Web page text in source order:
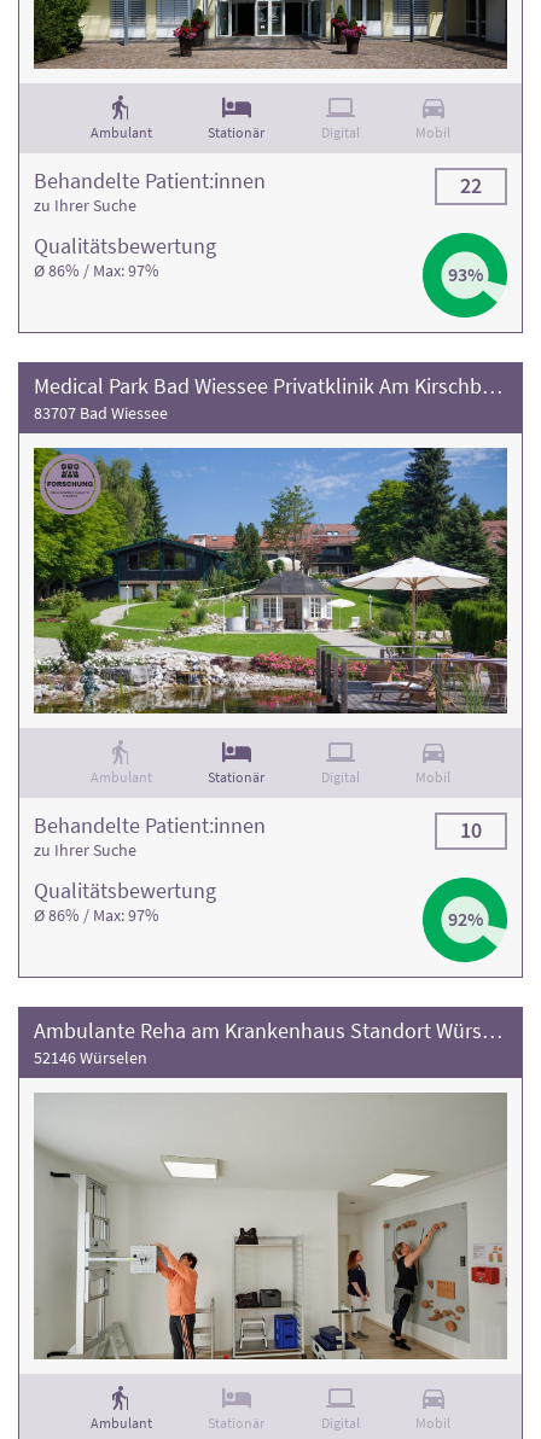
Ambulant Stationär Digital Mobil
Qualitäts­bewertung
Ø 86% / Max: 97% 93%
Behandelte Patient:innen
zu Ihrer Suche
22
Medical Park Bad Wiessee Privatklinik Am Kirschbaumhügel
83707 Bad Wiessee
Ambulant Stationär Digital Mobil
Qualitäts­bewertung
Ø 86% / Max: 97% 92%
Behandelte Patient:innen
zu Ihrer Suche
10
Ambulante Reha am Krankenhaus Standort Würselen
52146 Würselen
Ambulant Stationär Digital Mobil